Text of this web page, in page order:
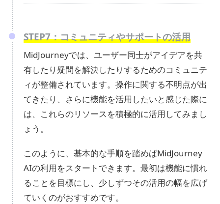
STEP7：コミュニティやサポートの活用
MidJourneyでは、ユーザー同士がアイデアを共
有したり疑問を解決したりするためのコミュニテ
ィが整備されています。操作に関する不明点が出
てきたり、さらに機能を活用したいと感じた際に
は、これらのリソースを積極的に活用してみまし
ょう。
このように、基本的な手順を踏めばMidJourney
AIの利用をスタートできます。最初は機能に慣れ
ることを目標にし、少しずつその活用の幅を広げ
ていくのがおすすめです。